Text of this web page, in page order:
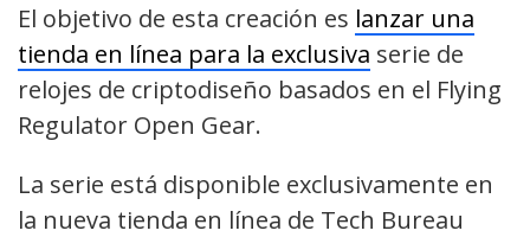
El objetivo de esta creación es lanzar una
tienda en línea para la exclusiva serie de
relojes de criptodiseño basados en el Flying
Regulator Open Gear.
La serie está disponible exclusivamente en
la nueva tienda en línea de Tech Bureau